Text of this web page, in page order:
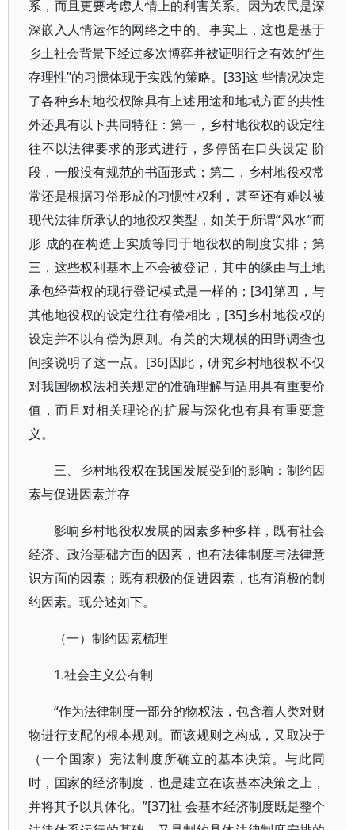
系，而且更要考虑人情上的利害关系。因为农民是深
深嵌入人情运作的网络之中的。事实上，这也是基于
乡土社会背景下经过多次博弈并被证明行之有效的“生
存理性”的习惯体现于实践的策略。[33]这 些情况决定
了各种乡村地役权除具有上述用途和地域方面的共性
外还具有以下共同特征：第一，乡村地役权的设定往
往不以法律要求的形式进行，多停留在口头设定 阶
段，一般没有规范的书面形式；第二，乡村地役权常
常还是根据习俗形成的习惯性权利，甚至还有难以被
现代法律所承认的地役权类型，如关于所谓“风水”而
形 成的在构造上实质等同于地役权的制度安排；第
三，这些权利基本上不会被登记，其中的缘由与土地
承包经营权的现行登记模式是一样的；[34]第四，与
其他地役权的设定往往有偿相比，[35]乡村地役权的
设定并不以有偿为原则。有关的大规模的田野调查也
间接说明了这一点。[36]因此，研究乡村地役权不仅
对我国物权法相关规定的准确理解与适用具有重要价
值，而且对相关理论的扩展与深化也有具有重要意
义。
三、乡村地役权在我国发展受到的影响：制约因
素与促进因素并存
影响乡村地役权发展的因素多种多样，既有社会
经济、政治基础方面的因素，也有法律制度与法律意
识方面的因素；既有积极的促进因素，也有消极的制
约因素。现分述如下。
（一）制约因素梳理
1.社会主义公有制
“作为法律制度一部分的物权法，包含着人类对财
物进行支配的根本规则。而该规则之构成，又取决于
（一个国家）宪法制度所确立的基本决策。与此同
时，国家的经济制度，也是建立在该基本决策之上，
并将其予以具体化。”[37]社 会基本经济制度既是整个